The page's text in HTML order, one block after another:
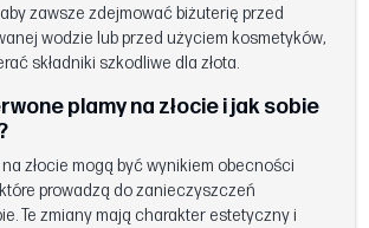
zawsze zdejmować biżuterię przed
wodzie lub przed użyciem kosmetyków,
składniki szkodliwe dla złota.
plamy na złocie i jak sobie
złocie mogą być wynikiem obecności
prowadzą do zanieczyszczeń
Te zmiany mają charakter estetyczny i